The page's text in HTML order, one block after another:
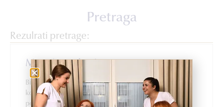
Pretraga
Rezulrati pretrage:
Masažna rukavica
Biologique Recherche nudi lepezu specifičnih ulja i
kompleksa namijenjenih tretiranju, popravku i
poljepšavanju kože tijela. Mogu se koristiti samostalno